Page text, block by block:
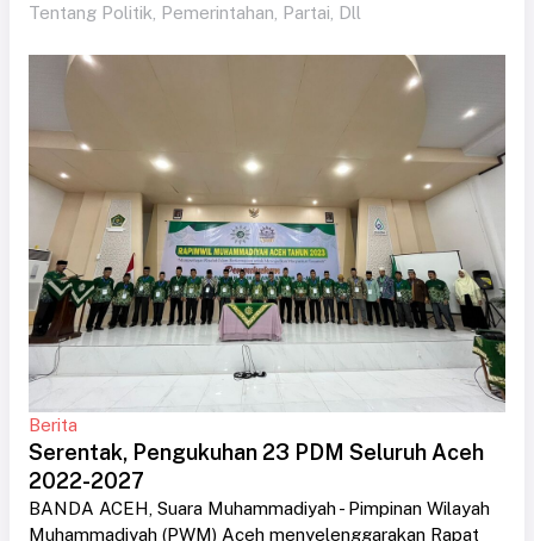
Tentang Politik, Pemerintahan, Partai, Dll
Berita
Serentak, Pengukuhan 23 PDM Seluruh Aceh
2022-2027
BANDA ACEH, Suara Muhammadiyah - Pimpinan Wilayah
Muhammadiyah (PWM) Aceh menyelenggarakan Rapat